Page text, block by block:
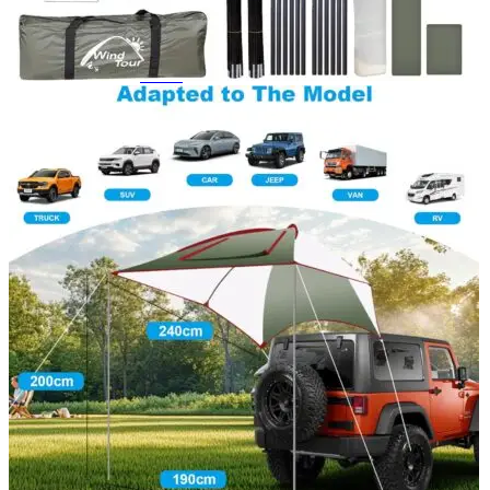
Navigație Mercedes W204
Navigație Mercedes W211
Navigație Mercedes Sprinter
Passat
Navigație Passat B5
Navigație Passat B6
Navigație Passat B7
Navigație Passat B8
Navigație Passat CC
Skoda
Navigație Skoda Fabia 1
Navigație Skoda Fabia 2
Navigație Skoda Octavia 1
Navigație Skoda Octavia 2
Navigație Skoda Octavia 3
Navigație Skoda Rapid
Navigație Skoda Superb 1
Navigație Skoda Superb 2
Navigație Toyota Avensis T25
Portbagaj Plafon Auto
Sub 350 Litri
Peste 350 Litri
Peste 450 litri